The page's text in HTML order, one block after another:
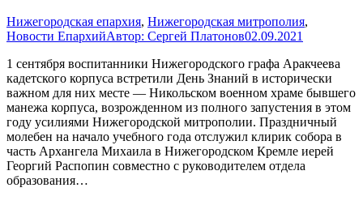
Нижегородская епархия, Нижегородская митрополия,
Новости ЕпархийАвтор: Сергей Платонов02.09.2021
1 сентября воспитанники Нижегородского графа Аракчеева
кадетского корпуса встретили День Знаний в исторически
важном для них месте — Никольском военном храме бывшего
манежа корпуса, возрожденном из полного запустения в этом
году усилиями Нижегородской митрополии. Праздничный
молебен на начало учебного года отслужил клирик собора в
часть Архангела Михаила в Нижегородском Кремле иерей
Георгий Распопин совместно с руководителем отдела
образования…